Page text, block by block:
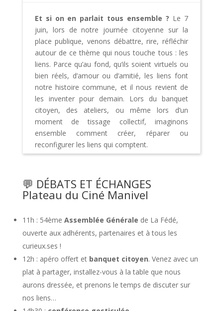
Et si on en parlait tous ensemble ? Le 7
juin, lors de notre journée citoyenne sur la
place publique, venons débattre, rire, réfléchir
autour de ce thème qui nous touche tous : les
liens. Parce qu’au fond, qu’ils soient virtuels ou
bien réels, d’amour ou d’amitié, les liens font
notre histoire commune, et il nous revient de
les inventer pour demain. Lors du banquet
citoyen, des ateliers, ou même lors d’un
moment de tissage collectif, imaginons
ensemble comment créer, réparer ou
reconfigurer les liens qui comptent.
💬 DÉBATS ET ÉCHANGES
Plateau du Ciné Manivel
11h : 54ème Assemblée Générale de La Fédé,
ouverte aux adhérents, partenaires et à tous les
curieux.ses !
12h : apéro offert et banquet citoyen. Venez avec un
plat à partager, installez-vous à la table que nous
aurons dressée, et prenons le temps de discuter sur
nos liens…